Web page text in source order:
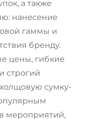
а также
нанесение
гаммы и
бренду.
цены, гибкие
строгий
холщовую сумку-
мероприятий,